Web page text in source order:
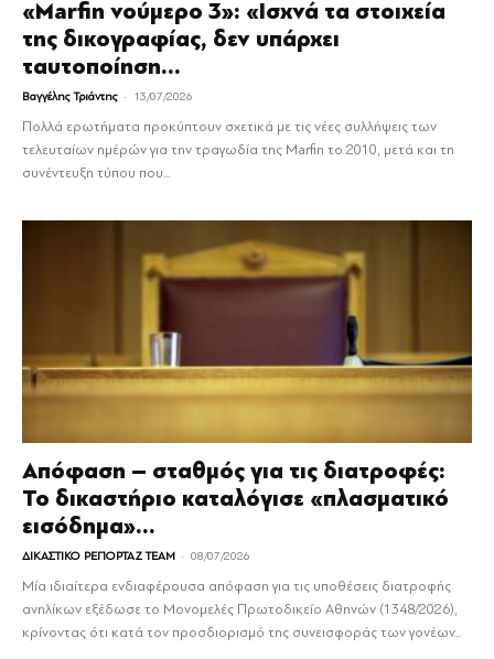
«Marfin νούμερο 3»: «Ισχνά τα στοιχεία
της δικογραφίας, δεν υπάρχει
ταυτοποίηση...
Βαγγέλης Τριάντης - 13/07/2026
Πολλά ερωτήματα προκύπτουν σχετικά με τις νέες συλλήψεις των
τελευταίων ημέρών για την τραγωδία της Marfin το 2010, μετά και τη
συνέντευξη τύπου που...
Απόφαση – σταθμός για τις διατροφές:
Το δικαστήριο καταλόγισε «πλασματικό
εισόδημα»...
ΔΙΚΑΣΤΙΚΟ ΡΕΠΟΡΤΑΖ TEAM - 08/07/2026
Μία ιδιαίτερα ενδιαφέρουσα απόφαση για τις υποθέσεις διατροφής
ανηλίκων εξέδωσε το Μονομελές Πρωτοδικείο Αθηνών (1348/2026),
κρίνοντας ότι κατά τον προσδιορισμό της συνεισφοράς των γονέων...